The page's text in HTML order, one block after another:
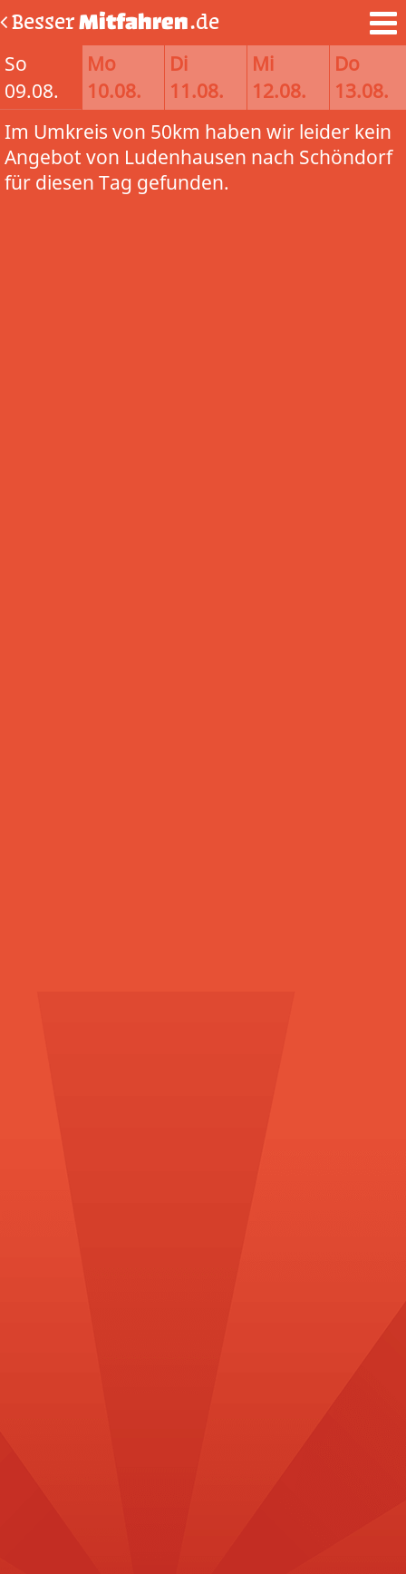
BesserMitfahren.de
So
09.08.
Mo
10.08.
Di
11.08.
Mi
12.08.
Do
13.08.
Im Umkreis von 50km haben wir leider kein
Angebot von Ludenhausen nach Schöndorf
für diesen Tag gefunden.